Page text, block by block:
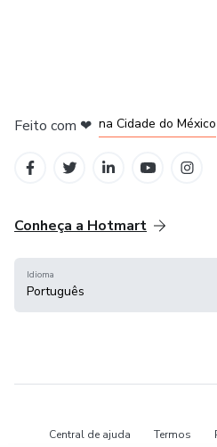
Feito com ❤ na Cidade do México
Conheça a Hotmart
Idioma
Português
Central de ajuda Termos